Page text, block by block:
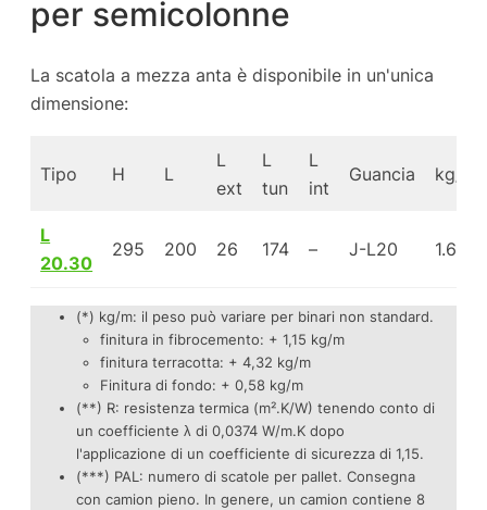
per semicolonne
La scatola a mezza anta è disponibile in un'unica
dimensione:
Tipo H L
L
ext
L
tun
L
int
Guancia kg/m
L
20.30
295 200 26 174 – J-L20 1.61
(*) kg/m: il peso può variare per binari non standard.
finitura in fibrocemento: + 1,15 kg/m
finitura terracotta: + 4,32 kg/m
Finitura di fondo: + 0,58 kg/m
(**) R: resistenza termica (m².K/W) tenendo conto di
un coefficiente λ di 0,0374 W/m.K dopo
l'applicazione di un coefficiente di sicurezza di 1,15.
(***) PAL: numero di scatole per pallet. Consegna
con camion pieno. In genere, un camion contiene 8